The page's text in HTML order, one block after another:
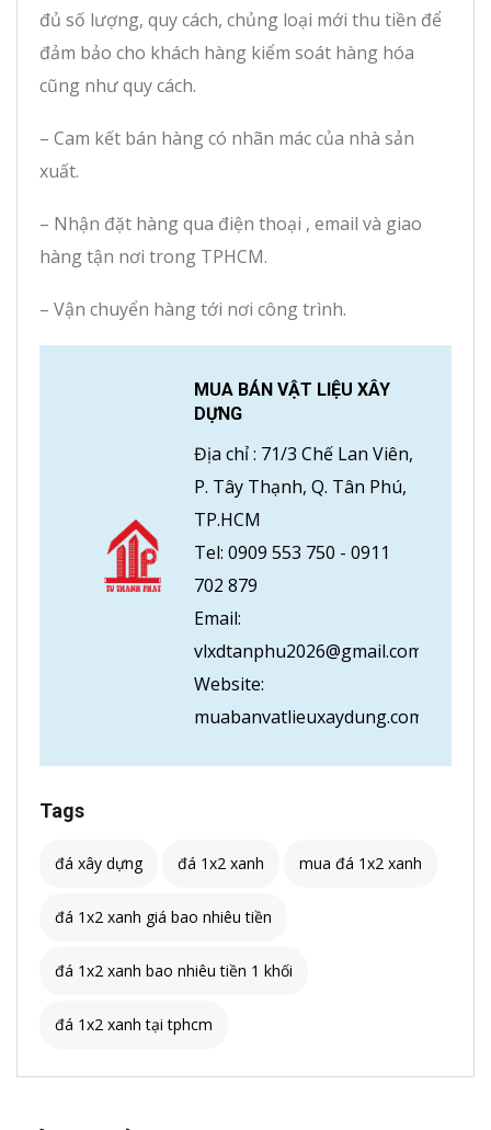
đủ số lượng, quy cách, chủng loại mới thu tiền để
đảm bảo cho khách hàng kiểm soát hàng hóa
cũng như quy cách.
– Cam kết bán hàng có nhãn mác của nhà sản
xuất.
– Nhận đặt hàng qua điện thoại , email và giao
hàng tận nơi trong TPHCM.
– Vận chuyển hàng tới nơi công trình.
MUA BÁN VẬT LIỆU XÂY
DỰNG
Địa chỉ : 71/3 Chế Lan Viên,
P. Tây Thạnh, Q. Tân Phú,
TP.HCM
Tel: 0909 553 750 - 0911
702 879
Email:
vlxdtanphu2026@gmail.com
Website:
muabanvatlieuxaydung.com
Tags
đá xây dựng đá 1x2 xanh mua đá 1x2 xanh
đá 1x2 xanh giá bao nhiêu tiền
đá 1x2 xanh bao nhiêu tiền 1 khối
đá 1x2 xanh tại tphcm